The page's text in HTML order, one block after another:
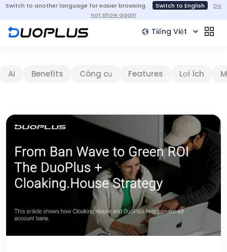
Switch to another language for easier browsing. Switch to English
Do
not show again
Ai Benefits Công cụ Features Lợi ích